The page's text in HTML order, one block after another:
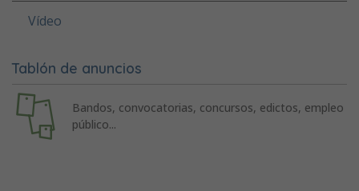
Vídeo
Tablón de anuncios
Bandos, convocatorias, concursos, edictos, empleo
público...